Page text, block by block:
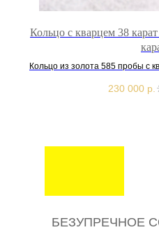
Кольцо с кварцем 38
Кольцо из золота 585 пробы с
230 000 р.
БЕЗУПРЕЧНОЕ